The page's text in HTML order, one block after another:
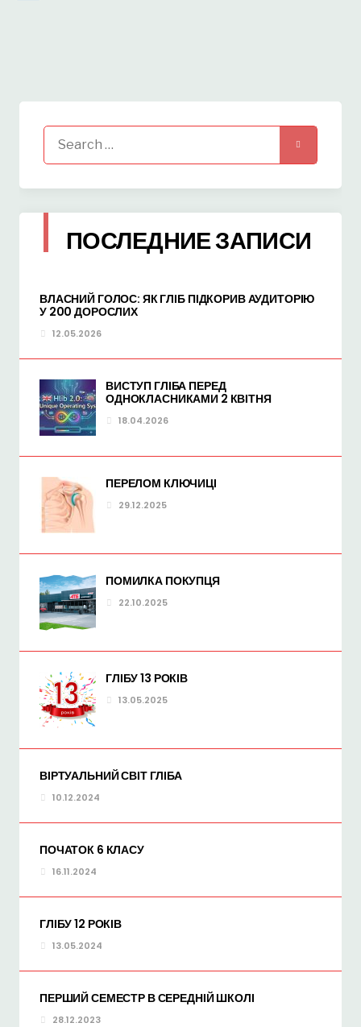
ПОСЛЕДНИЕ ЗАПИСИ
ВЛАСНИЙ ГОЛОС: ЯК ГЛІБ ПІДКОРИВ АУДИТОРІЮ
У 200 ДОРОСЛИХ
12.05.2026
ВИСТУП ГЛІБА ПЕРЕД
ОДНОКЛАСНИКАМИ 2 КВІТНЯ
18.04.2026
ПЕРЕЛОМ КЛЮЧИЦІ
29.12.2025
ПОМИЛКА ПОКУПЦЯ
22.10.2025
ГЛІБУ 13 РОКІВ
13.05.2025
ВІРТУАЛЬНИЙ СВІТ ГЛІБА
10.12.2024
ПОЧАТОК 6 КЛАСУ
16.11.2024
ГЛІБУ 12 РОКІВ
13.05.2024
ПЕРШИЙ СЕМЕСТР В СЕРЕДНІЙ ШКОЛІ
28.12.2023